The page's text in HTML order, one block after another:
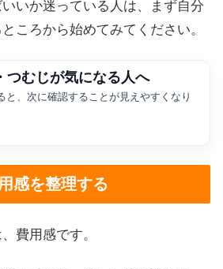
いか迷っている人は、まず自分
ころから始めてみてください。
つむじが気になる人へ
と、次に確認することが見えやすくなり
感を整理する
費用感です。